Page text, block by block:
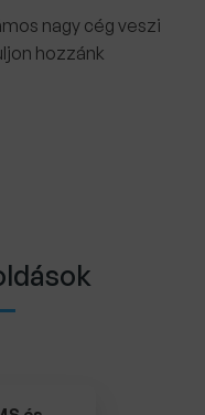
nagy cég veszi
hozzánk